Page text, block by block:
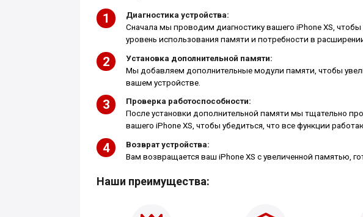
Диагностика устройства:
Сначала мы проводим диагностику вашего iPhone XS,
уровень использования памяти и потребности в
Установка дополнительной памяти:
Мы добавляем дополнительные модули памяти, чтобы
вашем устройстве.
Проверка работоспособности:
После установки дополнительной памяти мы тщательно
вашего iPhone XS, чтобы убедиться, что все функции
Возврат устройства:
Вам возвращается ваш iPhone XS с увеличенной памятью,
Наши преимущества: